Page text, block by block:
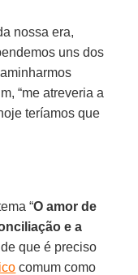
nossa era,
uns dos
“me atreveria a
teríamos que
“O amor de
e a
que é preciso
comum como